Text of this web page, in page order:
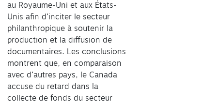
au Royaume-Uni et aux États-
Unis afin d’inciter le secteur
philanthropique à soutenir la
production et la diffusion de
documentaires. Les conclusions
montrent que, en comparaison
avec d’autres pays, le Canada
accuse du retard dans la
collecte de fonds du secteur